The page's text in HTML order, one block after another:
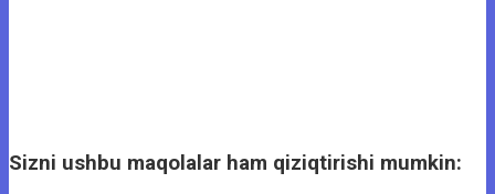
Sizni ushbu maqolalar ham qiziqtirishi mumkin: